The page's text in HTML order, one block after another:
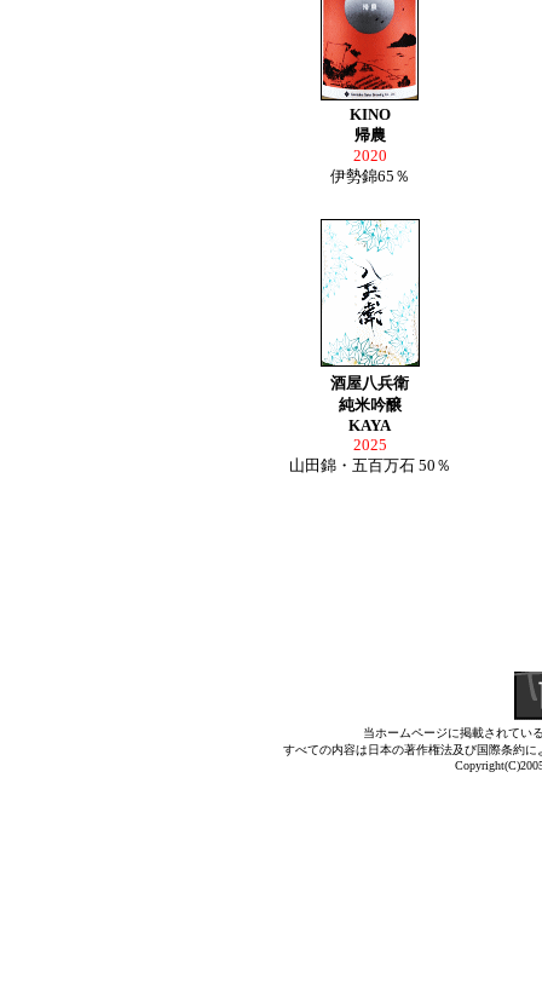
KINO
帰農
2020
伊勢錦65％
酒屋八兵衛
純米吟醸
KAYA
2025
山田錦・五百万石 50％
当ホームページに掲載されてい
すべての内容は日本の著作権法及び国際条約